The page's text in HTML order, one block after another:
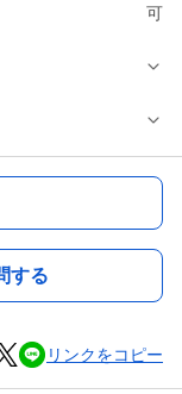
可
する
リンクをコピー